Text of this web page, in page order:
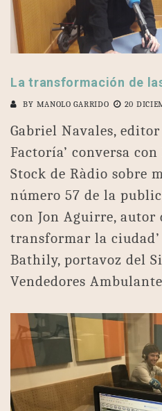
La transformación de
BY MANOLO GARRIDO 20
Gabriel Navales,
Factoría’ conversa
Stock de Ràdio sobre
número 57 de la
con Jon Aguirre, autor
transformar la
Bathily, portavoz del
Vendedores